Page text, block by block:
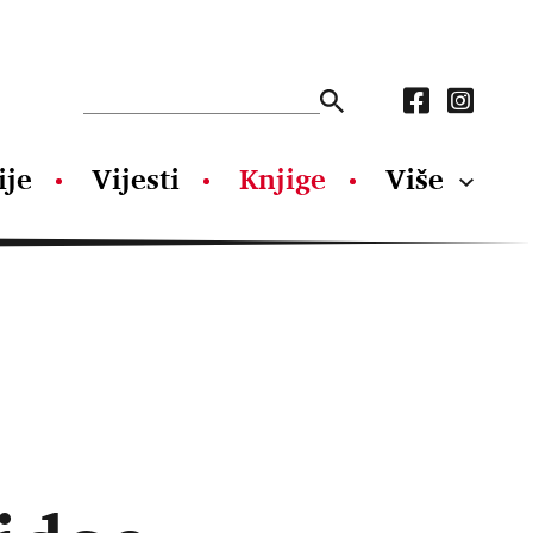
Vijesti Knjige Više